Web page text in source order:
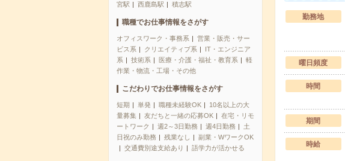
宮駅
西鹿島駅 積志駅
職種でお仕事情報をさがす
オフィスワーク・事務系
営業・販売・サー
ビス系
クリエイティブ系
IT・エンジニア
系
技術系 医療・介護・福祉・教育系
軽
作業・物流・工場・その他
こだわりでお仕事情報をさがす
短期 単発 職種未経験OK
10名以上の大
量募集
友だちと一緒の応募OK
在宅・リモ
ートワーク
週2～3日勤務 週4日勤務
土
日祝のみ勤務
残業なし
副業・WワークOK
交通費別途支給あり
語学力が活かせる
勤務地
曜日頻度
時間
期間
時給